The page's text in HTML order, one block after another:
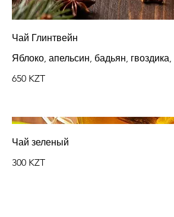
Чай Глинтвейн
Яблоко, апельсин, бадьян,
650 KZT
Чай зеленый
300 KZT